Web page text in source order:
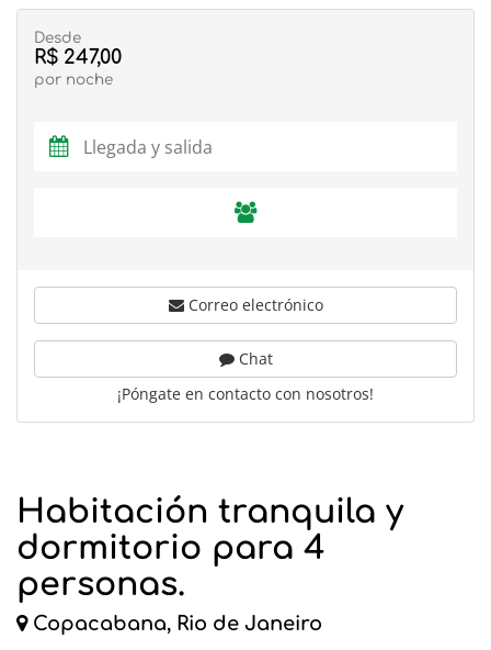
Habitación tranquila y
dormitorio para 4
personas.
Copacabana, Rio de Janeiro
Desde
R$ 247,00
por noche
Correo electrónico
Chat
¡Póngate en contacto con nosotros!